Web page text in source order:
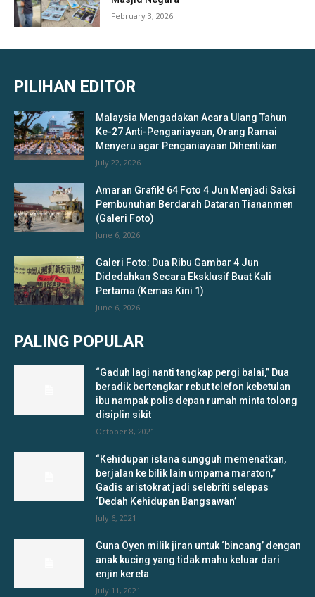
February 3, 2026
PILIHAN EDITOR
Malaysia Mengadakan Acara Ulang Tahun
Ke-27 Anti-Penganiayaan, Orang Ramai
Menyeru agar Penganiayaan Dihentikan
July 22, 2026
Amaran Grafik! 64 Foto 4 Jun Menjadi Saksi
Pembunuhan Berdarah Dataran Tiananmen
(Galeri Foto)
June 6, 2026
Galeri Foto: Dua Ribu Gambar 4 Jun
Didedahkan Secara Eksklusif Buat Kali
Pertama (Kemas Kini 1)
June 6, 2026
PALING POPULAR
“Gaduh lagi nanti tangkap pergi balai,” Dua
beradik bertengkar rebut telefon kebetulan
ibu nampak polis depan rumah minta tolong
disiplin sikit
October 8, 2021
“Kehidupan istana sungguh memenatkan,
berjalan ke bilik lain umpama maraton,”
Gadis aristokrat jadi selebriti selepas
‘Dedah Kehidupan Bangsawan’
July 6, 2021
Guna Oyen milik jiran untuk ‘bincang’ dengan
anak kucing yang tidak mahu keluar dari
enjin kereta
July 11, 2021